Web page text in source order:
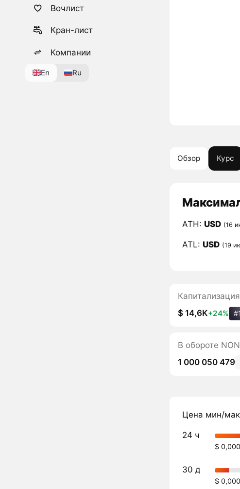
Вочлист
Кран-лист
Компании
En Ru
Обзор Курс
ATH: USD (16
ATL: USD (19
Капитализация
$ 14,6K+24%
В обороте
1 000 050 479
Цена мин/
24 ч
$
30 д
$